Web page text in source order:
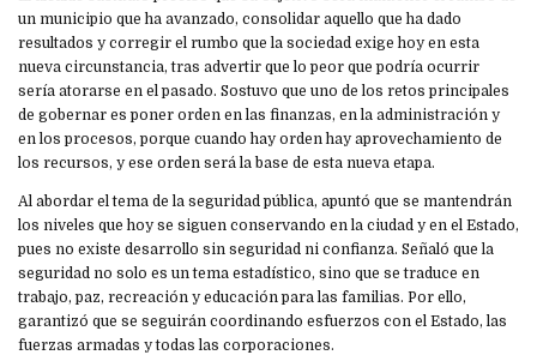
un municipio que ha avanzado, consolidar aquello que ha dado
resultados y corregir el rumbo que la sociedad exige hoy en esta
nueva circunstancia, tras advertir que lo peor que podría ocurrir
sería atorarse en el pasado. Sostuvo que uno de los retos principales
de gobernar es poner orden en las finanzas, en la administración y
en los procesos, porque cuando hay orden hay aprovechamiento de
los recursos, y ese orden será la base de esta nueva etapa.
Al abordar el tema de la seguridad pública, apuntó que se mantendrán
los niveles que hoy se siguen conservando en la ciudad y en el Estado,
pues no existe desarrollo sin seguridad ni confianza. Señaló que la
seguridad no solo es un tema estadístico, sino que se traduce en
trabajo, paz, recreación y educación para las familias. Por ello,
garantizó que se seguirán coordinando esfuerzos con el Estado, las
fuerzas armadas y todas las corporaciones.